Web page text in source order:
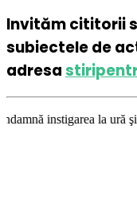
Invităm cititorii
subiectele de
adresa
la ură şi violenţă.